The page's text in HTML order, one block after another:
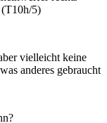
5)
vielleicht keine
anderes gebraucht